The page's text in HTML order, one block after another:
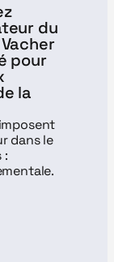
du
Vacher
pour
la
dans le
: